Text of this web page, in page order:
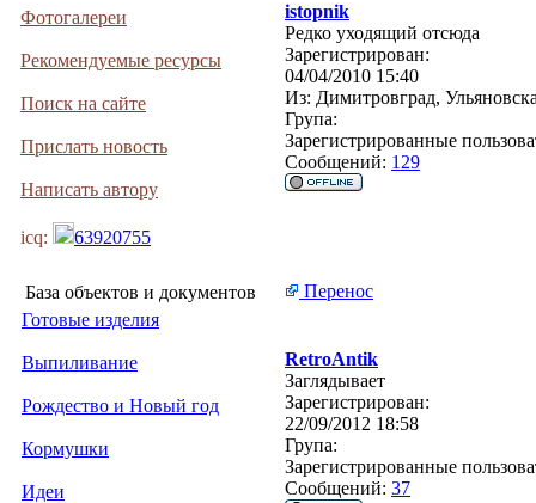
Фотогалереи
Рекомендуемые ресурсы
Поиск на сайте
Прислать новость
Написать автору
icq: 63920755
База объектов и документов
Готовые изделия
Выпиливание
Рождество и Новый год
Кормушки
Идеи
istopnik
Редко уходящий отсюда
Зарегистрирован:
04/04/2010 15:40
Из: Димитровград,
Група:
Зарегистрированные
Сообщений: 129
Перенос
RetroAntik
Заглядывает
Зарегистрирован:
22/09/2012 18:58
Група:
Зарегистрированные
Сообщений: 37